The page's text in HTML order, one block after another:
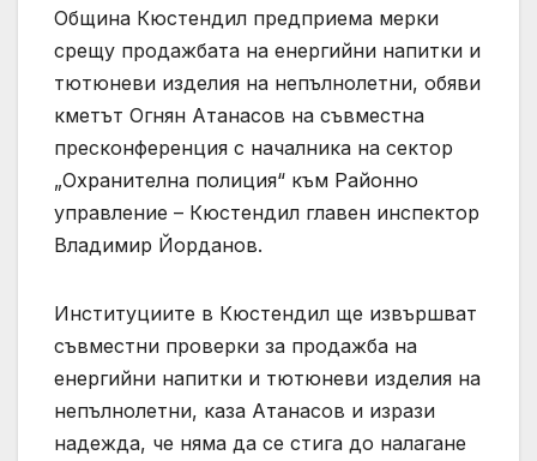
Община Кюстендил предприема мерки
срещу продажбата на енергийни напитки и
тютюневи изделия на непълнолетни, обяви
кметът Огнян Атанасов на съвместна
пресконференция с началника на сектор
„Охранителна полиция“ към Районно
управление – Кюстендил главен инспектор
Владимир Йорданов.
Институциите в Кюстендил ще извършват
съвместни проверки за продажба на
енергийни напитки и тютюневи изделия на
непълнолетни, каза Атанасов и изрази
надежда, че няма да се стига до налагане